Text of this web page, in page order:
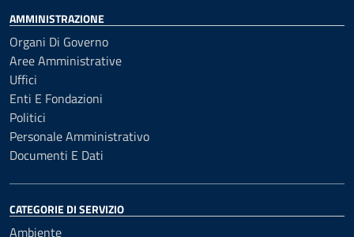
AMMINISTRAZIONE
Organi Di Governo
Aree Amministrative
Uffici
Enti E Fondazioni
Politici
Personale Amministrativo
Documenti E Dati
CATEGORIE DI SERVIZIO
Ambiente